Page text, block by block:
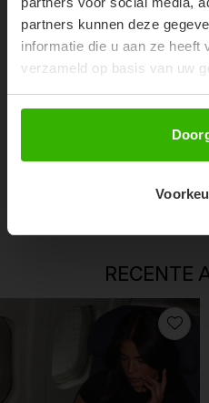
partners kunnen deze
informatie die u aan ze heeft
verzameld op basis van uw
UNIQUE THE
RECENTE